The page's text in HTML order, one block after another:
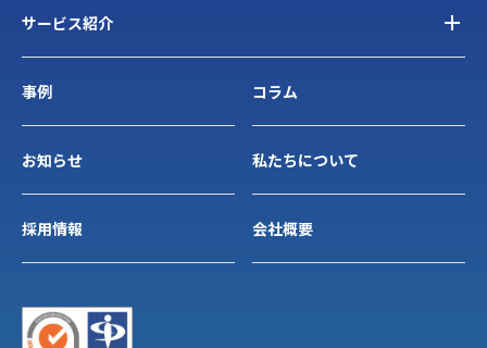
サービス紹介
事例 コラム
お知らせ 私たちについて
採用情報 会社概要